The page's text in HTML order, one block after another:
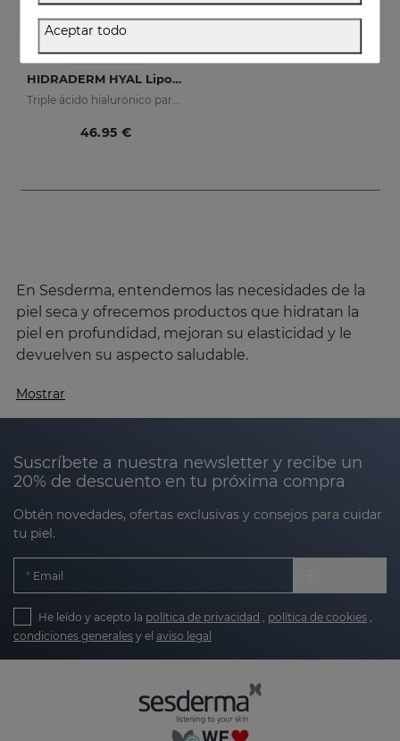
HIDRADERM HYAL Liposomal Serum
Triple ácido hialurónico para una hidratación x3
46.95 €
En Sesderma, entendemos las necesidades de la
piel seca y ofrecemos productos que hidratan la
piel en profundidad, mejoran su elasticidad y le
devuelven su aspecto saludable.
¿Cómo cuidar la piel seca?
pasos ayudan a restaurar el equilibrio natural de la
piel, reforzando su barrera protectora y reduciendo
la pérdida de agua. Gracias a nuestra exclusiva
tecnología Nanotech y a nuestras fórmulas
avanzadas, los productos de Sesdermano solo
hidratan en la superficie, sino que también actúan
en las capas más profundas, logrando una
hidratación completa y duradera.
Características y causas de la piel
Mostrar
Suscríbete a nuestra newsletter y recibe un
20% de descuento en tu próxima compra
Obtén novedades, ofertas exclusivas y consejos para cuidar
tu piel.
Email
He leído y acepto la política de privacidad , política de cookies ,
condiciones generales y el aviso legal
Aceptar todo